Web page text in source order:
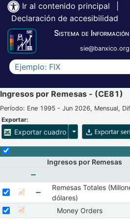
Ir al contenido principal
Declaración de accesibilidad
Sistema de
Escriba el texto a buscar
Ingresos por Remesas - (CE81)
Período: Ene 1995 - Jun 2026, Mensual,
Exportar:
Exportar cuadro Opciones para
Selecciona o desmarca todas las series
Ingresos por Remesas
Mostrar elementos de
Seleccione sus series
Seleccionar serie Remesas TotalesMostrar
Mostrar elementos de
Remesas Totales
dólares)
Seleccione sus series
Seleccionar serie Money Orders
Money Orders